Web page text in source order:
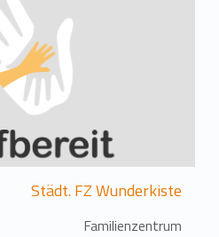
Städt. FZ Wunderkiste
Familienzentrum